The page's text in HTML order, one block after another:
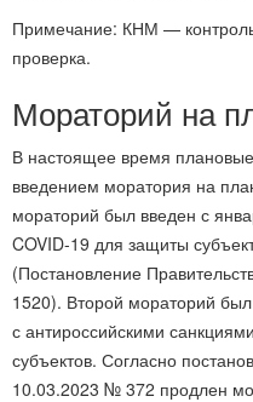
Примечание: КНМ —
проверка.
Мораторий на
В настоящее время
введением моратория на
мораторий был введен с
COVID-19 для защиты
(Постановление
1520). Второй мораторий
с антироссийскими
субъектов. Согласно
10.03.2023 № 372 продлен